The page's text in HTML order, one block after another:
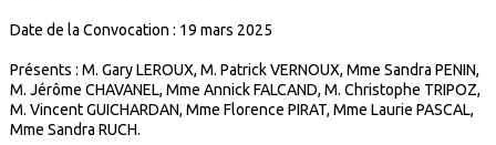
Date de la Convocation : 19 mars 2025
Présents : M. Gary LEROUX, M. Patrick VERNOUX, Mme Sandra PENIN,
M. Jérôme CHAVANEL, Mme Annick FALCAND, M. Christophe TRIPOZ,
M. Vincent GUICHARDAN, Mme Florence PIRAT, Mme Laurie PASCAL,
Mme Sandra RUCH.